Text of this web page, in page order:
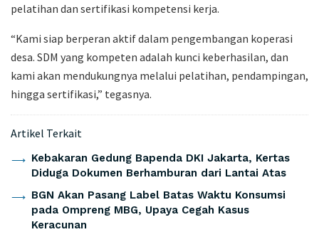
pelatihan dan sertifikasi kompetensi kerja.
“Kami siap berperan aktif dalam pengembangan koperasi
desa. SDM yang kompeten adalah kunci keberhasilan, dan
kami akan mendukungnya melalui pelatihan, pendampingan,
hingga sertifikasi,” tegasnya.
Artikel Terkait
Kebakaran Gedung Bapenda DKI Jakarta, Kertas
Diduga Dokumen Berhamburan dari Lantai Atas
BGN Akan Pasang Label Batas Waktu Konsumsi
pada Ompreng MBG, Upaya Cegah Kasus
Keracunan